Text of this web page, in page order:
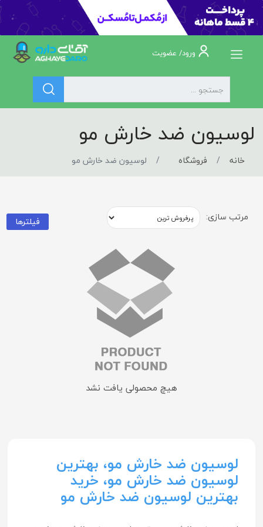
ورود/ عضویت
لوسیون ضد خارش مو
خانه فروشگاه لوسیون ضد خارش مو
مرتب سازی: فیلترها
هیچ محصولی یافت نشد
لوسیون ضد خارش مو، بهترین
لوسیون ضد خارش مو، خرید
بهترین لوسیون ضد خارش مو